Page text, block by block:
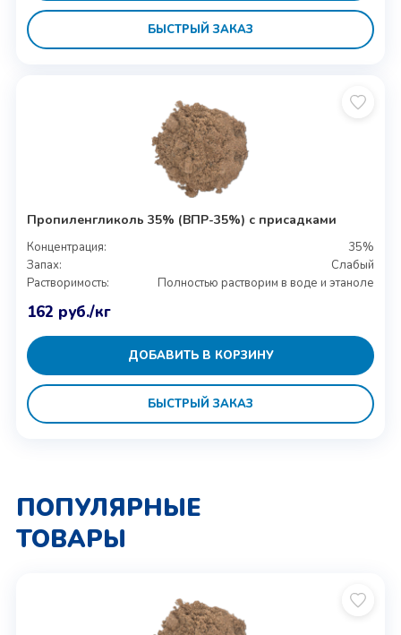
БЫСТРЫЙ ЗАКАЗ
Пропиленгликоль 35% (ВПР-35%) с присадками
Концентрация:
35%
Запах:
Слабый
Растворимость:
Полностью растворим в воде и этаноле
162 руб./кг
ДОБАВИТЬ В КОРЗИНУ
БЫСТРЫЙ ЗАКАЗ
ПОПУЛЯРНЫЕ
ТОВАРЫ